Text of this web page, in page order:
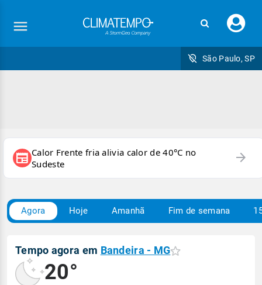
seu
São Paulo, SP
newspaper Calor Frente fria alivia calor de 40°C no
Sudeste
arrow_forward
Agora Hoje Amanhã Fim de semana
Tempo agora em Bandeira - MG
20°